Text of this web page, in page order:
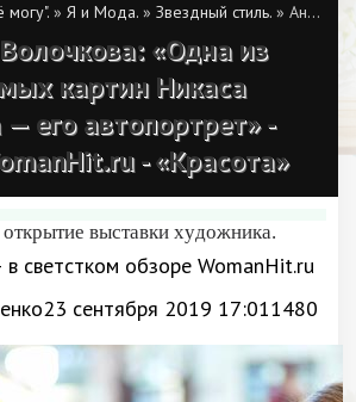
могу". » Я и Мода. » Звездный стиль. » Анастасия Волочкова: «Одна из моих любимых картин Никаса Сафронова — его автопортрет» - Звезды - WomanHit.ru - «Красота»
«Одна из
картин Никаса
его автопортрет» -
- «Красота»
выставки художника.
светстком обзоре WomanHit.ru
сентября 2019 17:011480